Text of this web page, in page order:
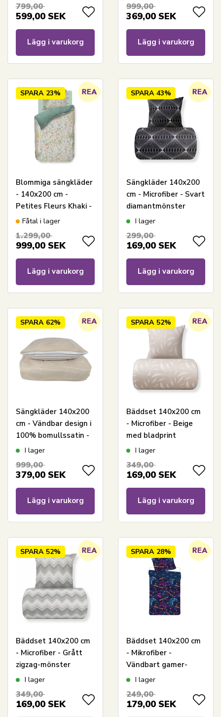
Beddinghouse
sängkläder
799,00
599,00 SEK
Lägg i varukorg
999,00
369,00 SEK
Lägg i varukorg
SPARA 23%
Blommiga sängkläder
- 140x200 cm -
Petites Fleurs Khaki -
Sängkläder med
100 % bomull - Pip
Studio
Fåtal i lager
1.299,00
999,00 SEK
Lägg i varukorg
SPARA 43%
Sängkläder 140x200
cm - Microfiber - Svart
diamantmönster
I lager
299,00
169,00 SEK
Lägg i varukorg
SPARA 62%
Sängkläder 140x200
cm - Vändbar design i
100% bomullssatin -
Narrow Lines sand -
I lager
999,00
379,00 SEK
Lägg i varukorg
SPARA 52%
Bäddset 140x200 cm
- Microfiber - Beige
med bladprint
I lager
349,00
169,00 SEK
Lägg i varukorg
SPARA 52%
Bäddset 140x200 cm
- Microfiber - Grått
zigzag-mönster
I lager
349,00
169,00 SEK
SPARA 28%
Bäddset 140x200 cm
- Mikrofiber -
Vändbart gamer-
motivI lager
249,00
179,00 SEK